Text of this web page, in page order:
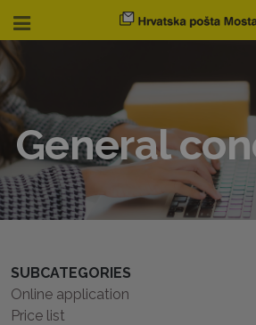
General
SUBCATEGORIES
Online application
Price list